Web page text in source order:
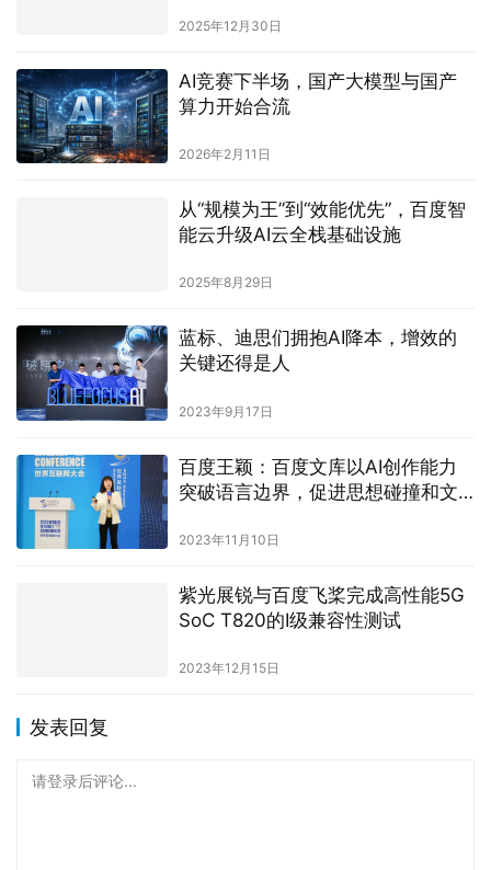
2025年12月30日
AI竞赛下半场，国产大模型与国产
算力开始合流
2026年2月11日
从“规模为王”到“效能优先”，百度智
能云升级AI云全栈基础设施
2025年8月29日
蓝标、迪思们拥抱AI降本，增效的
关键还得是人
2023年9月17日
百度王颖：百度文库以AI创作能力
突破语言边界，促进思想碰撞和文
2023年11月10日
紫光展锐与百度飞桨完成高性能5G
SoC T820的I级兼容性测试
2023年12月15日
发表回复
请登录后评论...